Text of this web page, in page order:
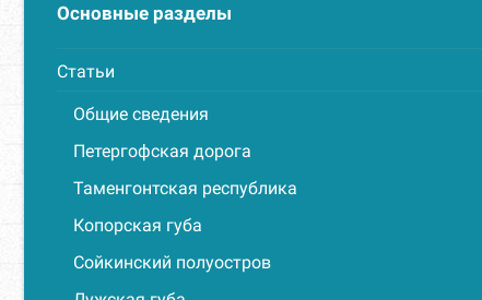
Основные разделы
Статьи
Общие сведения
Петергофская дорога
Таменгонтская республика
Копорская губа
Сойкинский полуостров